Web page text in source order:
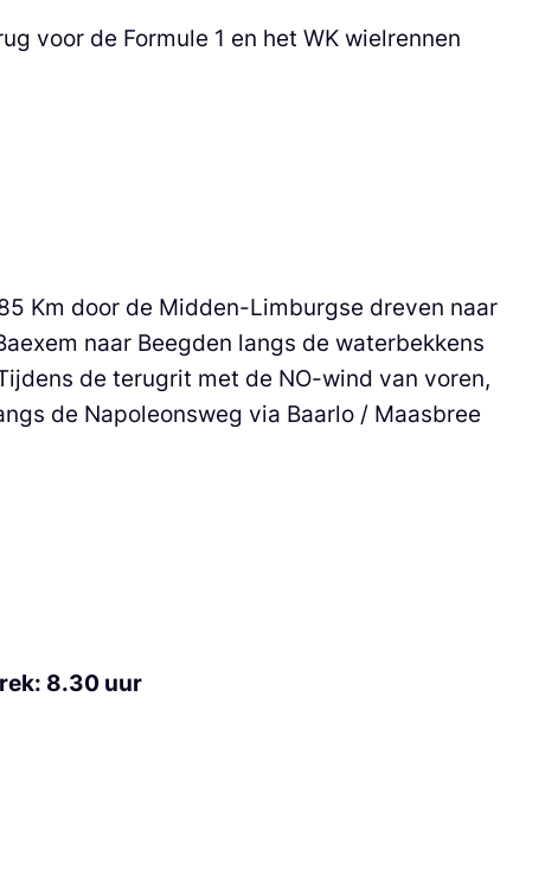
voor de Formule 1 en het WK wielrennen
Km door de Midden-Limburgse dreven naar
naar Beegden langs de waterbekkens
de terugrit met de NO-wind van voren,
de Napoleonsweg via Baarlo / Maasbree
8.30 uur